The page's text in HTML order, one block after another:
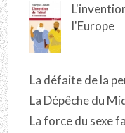
l'Europe
La défaite de la
La Dépêche du
La force du sexe